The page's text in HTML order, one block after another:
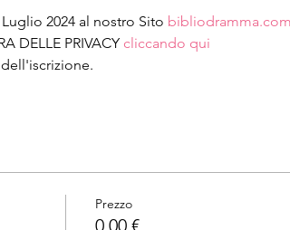
Luglio 2024 al nostro Sito bibliodramma.com
DELLE PRIVACY cliccando qui
Prezzo
0,00 €